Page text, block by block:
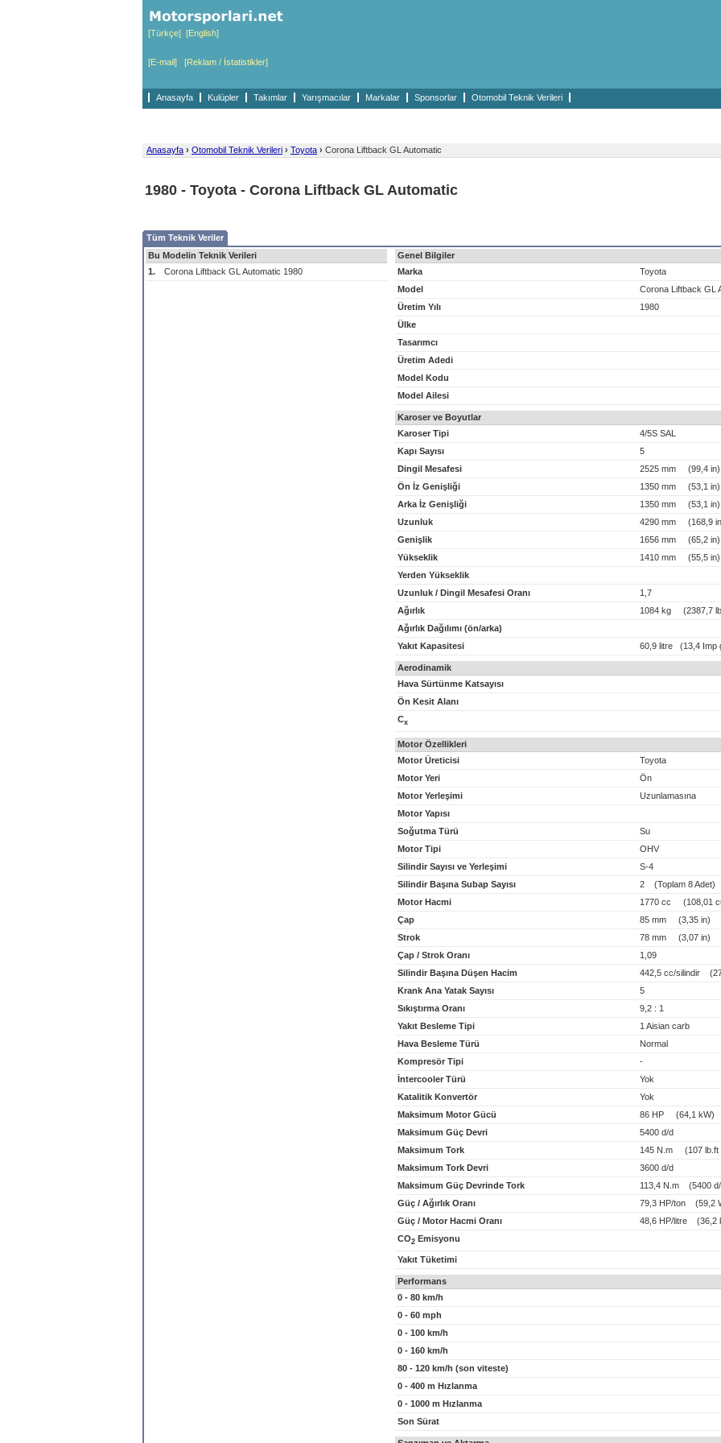
[Türkçe] [English]
[E-mail] [Reklam / İstatistikler]
Anasayfa Kulüpler Takımlar Yarışmacılar Markalar Sponsorlar Otomobil Teknik Verileri
Anasayfa › Otomobil Teknik Verileri › Toyota › Corona Liftback GL Automatic
1980 - Toyota - Corona Liftback GL Automatic
Tüm Teknik Veriler
Bu Modelin Teknik Verileri
1.
Corona Liftback GL Automatic 1980
Genel Bilgiler
Marka
Toyota
Model
Corona Liftback GL
Üretim Yılı
1980
Ülke
Tasarımcı
Üretim Adedi
Model Kodu
Model Ailesi
Karoser ve Boyutlar
Karoser Tipi
4/5S SAL
Kapı Sayısı
5
Dingil Mesafesi
2525 mm (99,4 in)
Ön İz Genişliği
1350 mm (53,1 in)
Arka İz Genişliği
1350 mm (53,1 in)
Uzunluk
4290 mm (168,9
Genişlik
1656 mm (65,2 in)
Yükseklik
1410 mm (55,5 in)
Yerden Yükseklik
Uzunluk / Dingil Mesafesi Oranı
1,7
Ağırlık
1084 kg (2387,7
Ağırlık Dağılımı (ön/arka)
Yakıt Kapasitesi
60,9 litre (13,4 Imp
Aerodinamik
Hava Sürtünme Katsayısı
Ön Kesit Alanı
Cx
Motor Özellikleri
Motor Üreticisi
Toyota
Motor Yeri
Ön
Motor Yerleşimi
Uzunlamasına
Motor Yapısı
Soğutma Türü
Su
Motor Tipi
OHV
Silindir Sayısı ve Yerleşimi
S-4
Silindir Başına Subap Sayısı
2 (Toplam 8 Adet)
Motor Hacmi
1770 cc (108,01
Çap
85 mm (3,35 in)
Strok
78 mm (3,07 in)
Çap / Strok Oranı
1,09
Silindir Başına Düşen Hacim
442,5 cc/silindir
Krank Ana Yatak Sayısı
5
Sıkıştırma Oranı
9,2 : 1
Yakıt Besleme Tipi
1 Aisian carb
Hava Besleme Türü
Normal
Kompresör Tipi
-
İntercooler Türü
Yok
Katalitik Konvertör
Yok
Maksimum Motor Gücü
86 HP (64,1 kW)
Maksimum Güç Devri
5400 d/d
Maksimum Tork
145 N.m (107 lb.ft
Maksimum Tork Devri
3600 d/d
Maksimum Güç Devrinde Tork
113,4 N.m (5400
Güç / Ağırlık Oranı
79,3 HP/ton (59,2
Güç / Motor Hacmi Oranı
48,6 HP/litre (36,2
CO2 Emisyonu
Yakıt Tüketimi
Performans
0 - 80 km/h
0 - 60 mph
0 - 100 km/h
0 - 160 km/h
80 - 120 km/h (son viteste)
0 - 400 m Hızlanma
0 - 1000 m Hızlanma
Son Sürat